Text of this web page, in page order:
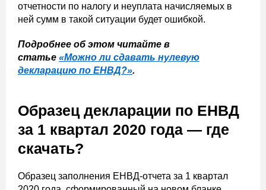
отчетности по налогу и неуплата начисляемых в
ней сумм в такой ситуации будет ошибкой.
Подробнее об этом читайте в
статье «Можно ли сдавать нулевую
декларацию по ЕНВД?».
Образец декларации по ЕНВД
за 1 квартал 2020 года — где
скачать?
Образец заполнения ЕНВД-отчета за 1 квартал